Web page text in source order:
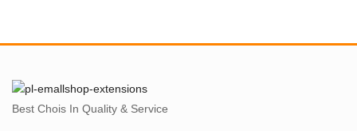
Best Chois In Quality & Service